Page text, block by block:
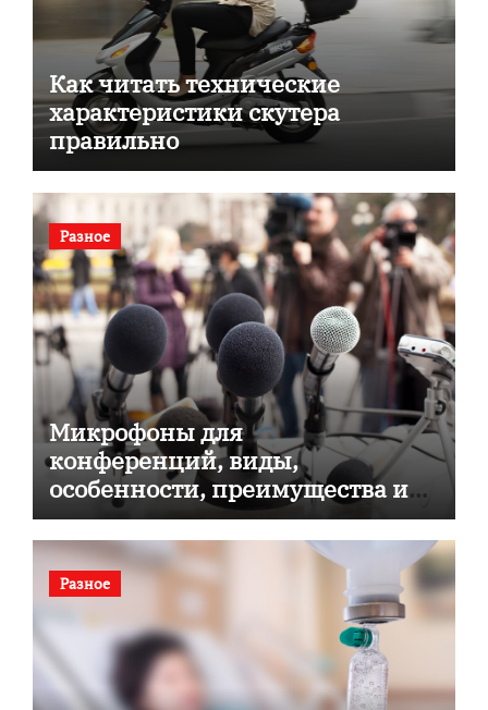
Как читать технические
характеристики скутера
правильно
Разное
Микрофоны для
конференций, виды,
особенности, преимущества и
советы по выбору
Разное